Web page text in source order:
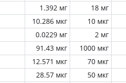
1.392 мг 18 мг
10.286 мкг 10 мкг
0.0229 мг 2 мг
91.43 мкг 1000 мкг
12.571 мкг 70 мкг
28.57 мкг 50 мкг